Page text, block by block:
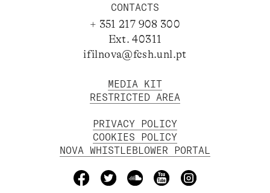
CONTACTS
+ 351 217 908 300
Ext. 40311
ifilnova@fcsh.unl.pt
MEDIA KIT
RESTRICTED AREA
PRIVACY POLICY
COOKIES POLICY
NOVA WHISTLEBLOWER PORTAL